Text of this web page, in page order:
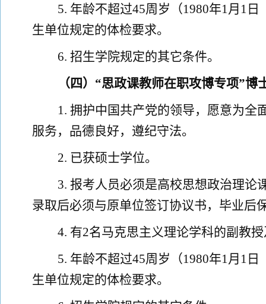
5. 年龄不超过45周岁（1980年1月 1 日
生单位规定的体检要求。
6. 招生学院规定的其它条件。
（ 四） “思政课教师在职攻博专项”博
1. 拥护中国共产党的领导，愿意为全
服务， 品德良好， 遵纪守法。
2. 已获硕士学位。
3. 报考人员必须是高校思想政治理论
录取后必须与原单位签订协议书，毕业后
4. 有2名马克思主义理论学科的副教
5. 年龄不超过45周岁（1980年1月 1 日
生单位规定的体检要求。